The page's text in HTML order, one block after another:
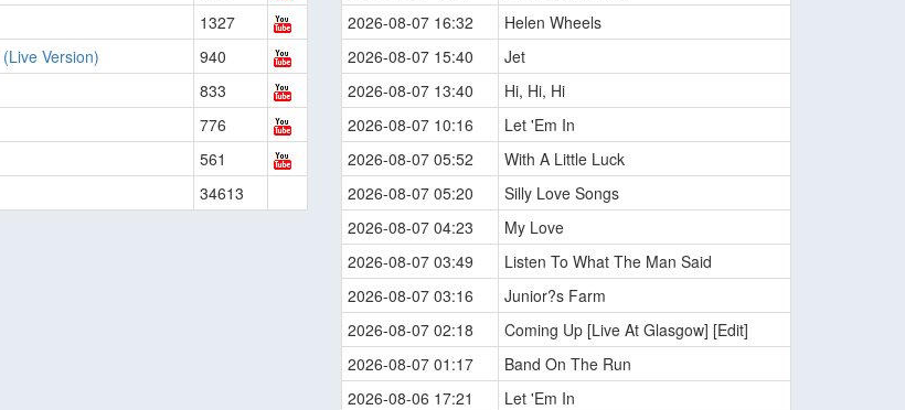
1327
Version)
940
833
776
561
34613
2026-08-07 16:32
Helen Wheels
2026-08-07 15:40
Jet
2026-08-07 13:40
Hi, Hi, Hi
2026-08-07 10:16
Let 'Em In
2026-08-07 05:52
With A Little Luck
2026-08-07 05:20
Silly Love Songs
2026-08-07 04:23
My Love
2026-08-07 03:49
Listen To What The Man Said
2026-08-07 03:16
Junior?s Farm
2026-08-07 02:18
Coming Up [Live At Glasgow] [Edit]
2026-08-07 01:17
Band On The Run
2026-08-06 17:21
Let 'Em In